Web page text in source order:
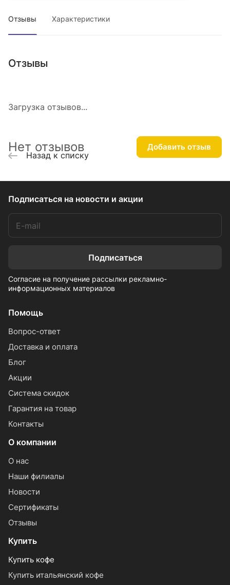
Отзывы Характеристики
Отзывы
Загрузка отзывов...
Нет отзывов Добавить отзыв
Назад к списку
Подписаться на новости и акции
Подписаться
Согласие на получение рассылки рекламно-
информационных материалов
Помощь
Вопрос-ответ
Доставка и оплата
Блог
Акции
Система скидок
Гарантия на товар
Контакты
О компании
О нас
Наши филиалы
Новости
Сертификаты
Отзывы
Купить
Купить кофе
Купить итальянский кофе